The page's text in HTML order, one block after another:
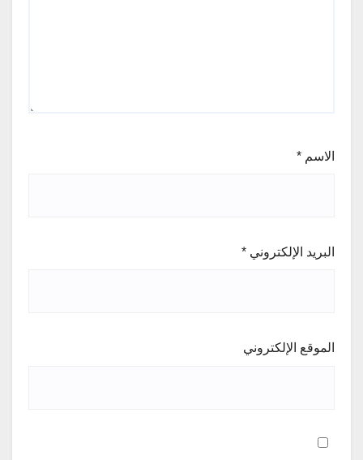
الاسم *
البريد الإلكتروني *
الموقع الإلكتروني